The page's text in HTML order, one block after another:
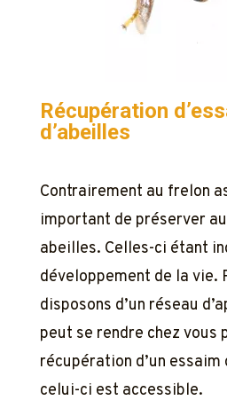
Récupération
d’abeilles
Contrairement au frelon
important de préserver
abeilles. Celles-ci étant
développement de la vie.
disposons d’un réseau
peut se rendre chez vous
récupération d’un essaim
celui-ci est accessible.